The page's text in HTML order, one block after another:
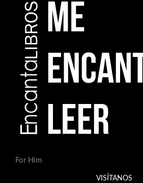
For Him
VISÍTANOS